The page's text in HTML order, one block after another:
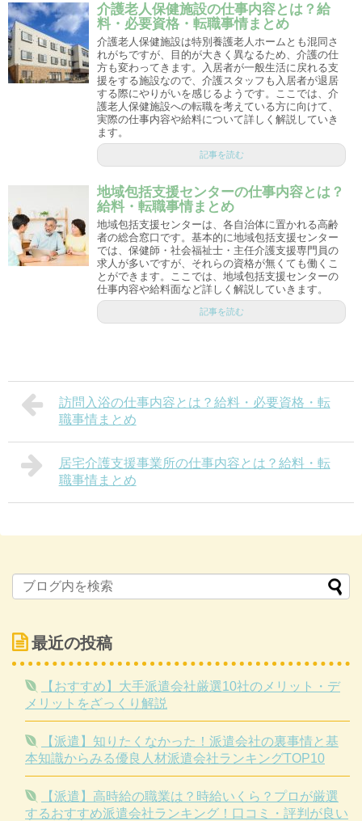
介護老人保健施設の仕事内容とは？給
料・必要資格・転職事情まとめ
介護老人保健施設は特別養護老人ホームとも混同さ
れがちですが、目的が大きく異なるため、介護の仕
方も変わってきます。入居者が一般生活に戻れる支
援をする施設なので、介護スタッフも入居者が退居
する際にやりがいを感じるようです。ここでは、介
護老人保健施設への転職を考えている方に向けて、
実際の仕事内容や給料について詳しく解説していき
ます。
記事を読む
地域包括支援センターの仕事内容とは？
給料・転職事情まとめ
地域包括支援センターは、各自治体に置かれる高齢
者の総合窓口です。基本的に地域包括支援センター
では、保健師・社会福祉士・主任介護支援専門員の
求人が多いですが、それらの資格が無くても働くこ
とができます。ここでは、地域包括支援センターの
仕事内容や給料面など詳しく解説していきます。
記事を読む
訪問入浴の仕事内容とは？給料・必要資格・転
職事情まとめ
居宅介護支援事業所の仕事内容とは？給料・転
職事情まとめ
最近の投稿
【おすすめ】大手派遣会社厳選10社のメリット・デ
メリットをざっくり解説
【派遣】知りたくなかった！派遣会社の裏事情と基
本知識からみる優良人材派遣会社ランキングTOP10
【派遣】高時給の職業は？時給いくら？プロが厳選
するおすすめ派遣会社ランキング！口コミ・評判が良い